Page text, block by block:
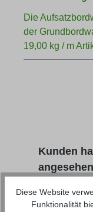
Die
der
19,00 kg / m
Kunden
angesehen
Diese Website
Funktionalität